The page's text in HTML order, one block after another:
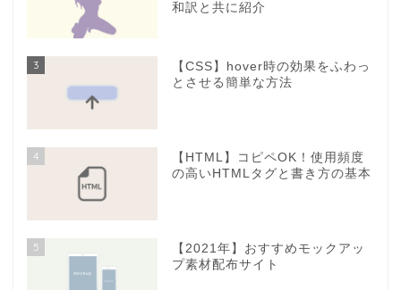
和訳と共に紹介
3
【CSS】hover時の効果をふわっ
とさせる簡単な方法
4
【HTML】コピペOK！使用頻度
の高いHTMLタグと書き方の基本
5
【2021年】おすすめモックアッ
プ素材配布サイト